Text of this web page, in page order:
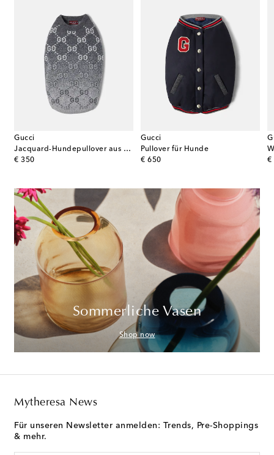
Gucci
Jacquard-Hundepullover aus Wolle
€ 350
original price
Gucci
Pullover für Hunde
€ 650
original price
€
Sommerliche Vasen
Shop now
Mytheresa News
Für unseren Newsletter anmelden: Trends, Pre-Shoppings
& mehr.